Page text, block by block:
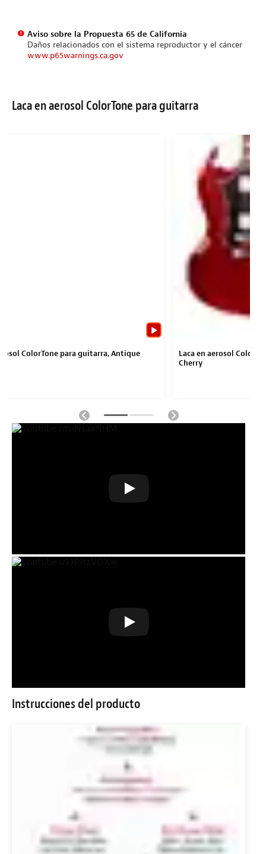
Aviso sobre la Propuesta 65 de California
Daños relacionados con el sistema reproductor y el cáncer
www.p65warnings.ca.gov
Laca en aerosol ColorTone para guitarra
ColorTone para guitarra, Antique
Laca en aerosol
Cherry
Instrucciones del producto